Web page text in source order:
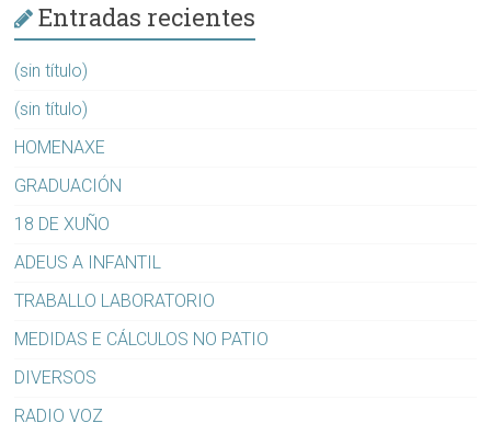
Entradas recientes
(sin título)
(sin título)
HOMENAXE
GRADUACIÓN
18 DE XUÑO
ADEUS A INFANTIL
TRABALLO LABORATORIO
MEDIDAS E CÁLCULOS NO PATIO
DIVERSOS
RADIO VOZ